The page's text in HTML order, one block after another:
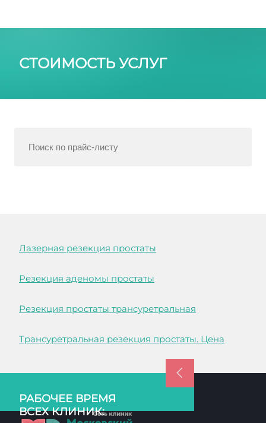
СТОИМОСТЬ УСЛУГ
Лазерная резекция простаты
Резекция аденомы простаты
Резекция простаты трансуретральная
Трансуретральная резекция простаты. Цена
РАБОЧЕЕ ВРЕМЯ
ВСЕХ КЛИНИК: